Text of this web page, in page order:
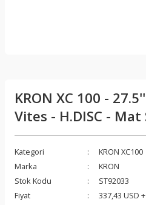
KRON XC 100 -
Vites - H.DISC - Mat
Kategori
KRON XC100
Marka
KRON
Stok Kodu
ST92033
Fiyat
337,43 USD